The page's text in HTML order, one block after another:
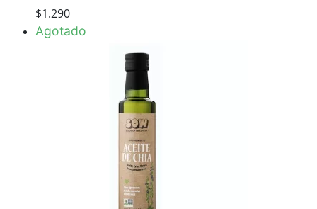
$1.290
Agotado